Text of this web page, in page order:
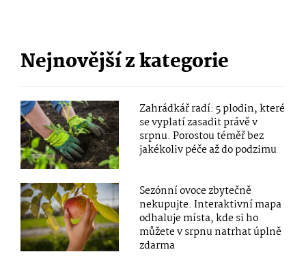
Nejnovější z kategorie
Zahrádkář radí: 5 plodin, které
se vyplatí zasadit právě v
srpnu. Porostou téměř bez
jakékoliv péče až do podzimu
Sezónní ovoce zbytečně
nekupujte. Interaktivní mapa
odhaluje místa, kde si ho
můžete v srpnu natrhat úplně
zdarma